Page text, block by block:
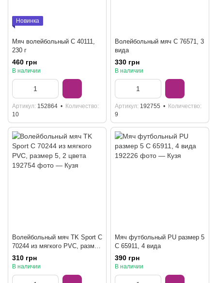
Новинка
Мяч волейбольный С 40111,
230 г
460 грн
В наличии
Артикул 152864
Количество
10
Волейбольный мяч С 76571, 3
вида
330 грн
В наличии
Артикул 192755
Количество
9
Волейбольный мяч TK Sport С
70244 из мягкого PVC, размер
5, 2 цвета
310 грн
В наличии
Мяч футбольный PU размер 5
C 65911, 4 вида
390 грн
В наличии